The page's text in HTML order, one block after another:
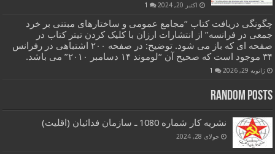
اکتبر 20, 2024 1
چگونگی دریافت کتاب “مجامع عمومی و ساختارهای مبتنی بر خرد
جمعی در فرانسه” از انتشارات ارزان با کلیک کردن تیتر کتاب در
صفحه ای که باز می شود. توضیح: در صفحه ۲۰۰ اشتباهی در رفرانس
۳۴ موجود است که صحیح آن “لوموند ۱۴ دسامبر ۲۰۱۰” می باشد.
ژانویه 29, 2026 1
Random Posts
نشریه کار شماره 1080 ـ سازمان فدائیان (اقلیت)
جولای 28, 2024